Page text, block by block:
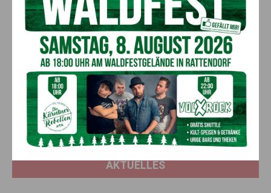
benötigen. Die rund 600 naturverbundenen Mitgliedersind
dabei nicht nur in Kärnten, sondern auch österreichweit sowie
im benachbarten Ausland mit Gästen unterwegs.
Vorheriger Artikel
FPÖ-Angerer/Ofner: „Sparen
im System statt Belastungen
für die Kärntner Bevölkerung”
Nächster Artikel
Toter Mann in Klagenfurt
gefunden: Ermittlungen nach
Leichenfund laufen auf
Hochtouren
AKTUELLES